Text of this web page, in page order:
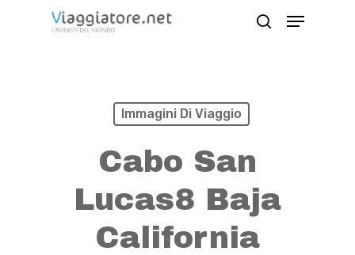
Menu
Immagini Di Viaggio
Cabo San
Lucas8 Baja
California